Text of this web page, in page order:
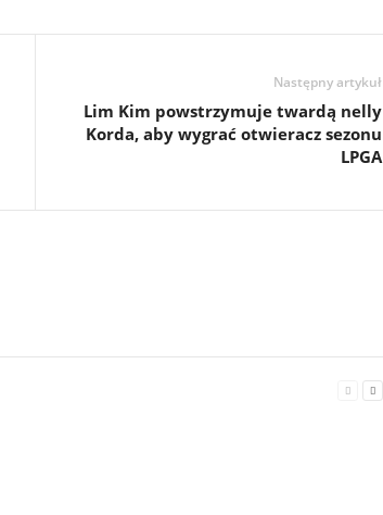
Następny artykuł
Lim Kim powstrzymuje twardą nelly
Korda, aby wygrać otwieracz sezonu
LPGA